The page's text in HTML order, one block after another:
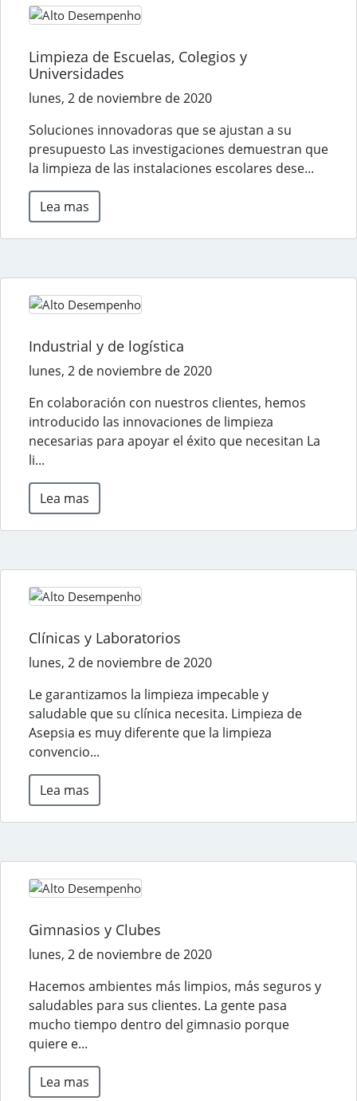
Limpieza de Escuelas, Colegios y
Universidades
lunes, 2 de noviembre de 2020
Soluciones innovadoras que se ajustan a su
presupuesto Las investigaciones demuestran que
la limpieza de las instalaciones escolares dese...
Lea mas
Industrial y de logística
lunes, 2 de noviembre de 2020
En colaboración con nuestros clientes, hemos
introducido las innovaciones de limpieza
necesarias para apoyar el éxito que necesitan La
li...
Lea mas
Clínicas y Laboratorios
lunes, 2 de noviembre de 2020
Le garantizamos la limpieza impecable y
saludable que su clínica necesita. Limpieza de
Asepsia es muy diferente que la limpieza
convencio...
Lea mas
Gimnasios y Clubes
lunes, 2 de noviembre de 2020
Hacemos ambientes más limpios, más seguros y
saludables para sus clientes. La gente pasa
mucho tiempo dentro del gimnasio porque
quiere e...
Lea mas